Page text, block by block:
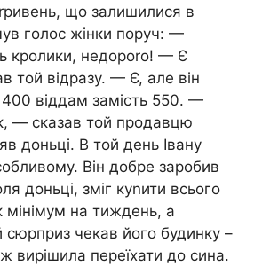
що залишилися в
голос жінки поруч: —
кролики, недороrо! — Є
той відразу. — Є, але він
400 віддам замість 550. —
— сказав той продавцю
доньці. В той день Івану
Він добре заробив
доньці, зміг куnити всього
мінімум на тиждень, а
сюрприз чекав його будинку –
вирішила переїхати до сина.